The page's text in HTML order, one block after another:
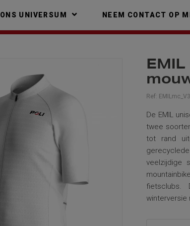
ONS UNIVERSUM NEEM CONTACT OP
Ref: EMILmc_V3
De EMIL
twee
tot rand
veelzijdige
fietsclubs.
winterversie